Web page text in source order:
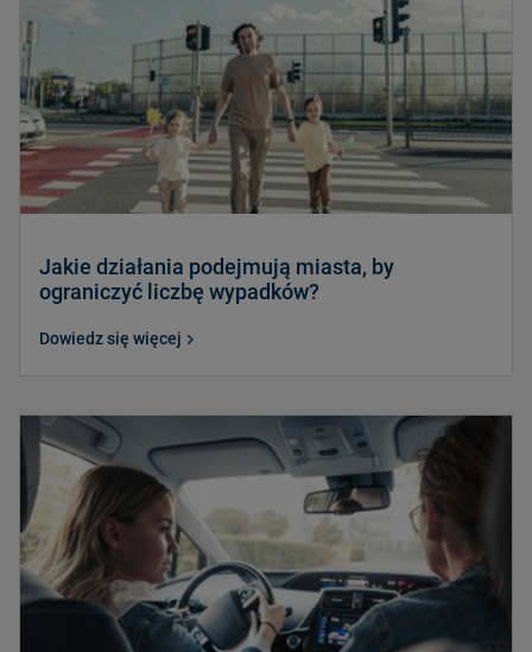
Jakie działania podejmują miasta, by
ograniczyć liczbę wypadków?
Dowiedz się więcej